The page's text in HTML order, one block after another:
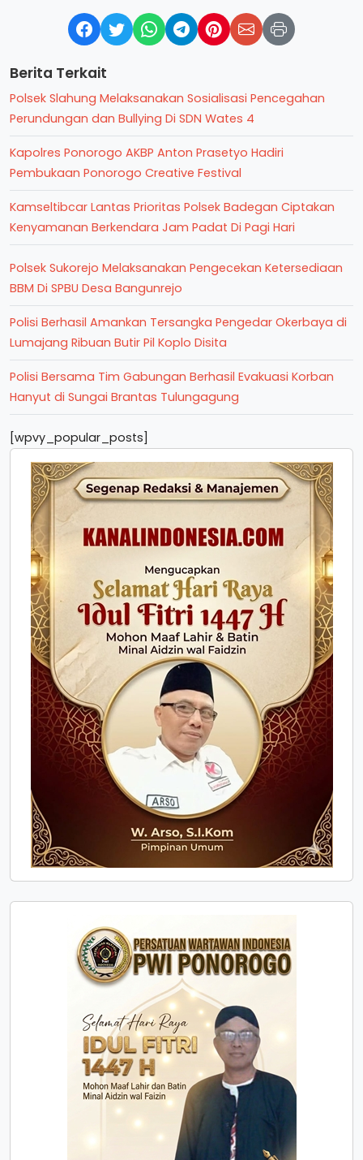
Berita Terkait
Polsek Slahung Melaksanakan Sosialisasi Pencegahan
Perundungan dan Bullying Di SDN Wates 4
Kapolres Ponorogo AKBP Anton Prasetyo Hadiri
Pembukaan Ponorogo Creative Festival
Kamseltibcar Lantas Prioritas Polsek Badegan Ciptakan
Kenyamanan Berkendara Jam Padat Di Pagi Hari
Polsek Sukorejo Melaksanakan Pengecekan Ketersediaan
BBM Di SPBU Desa Bangunrejo
Polisi Berhasil Amankan Tersangka Pengedar Okerbaya di
Lumajang Ribuan Butir Pil Koplo Disita
Polisi Bersama Tim Gabungan Berhasil Evakuasi Korban
Hanyut di Sungai Brantas Tulungagung
[wpvy_popular_posts]